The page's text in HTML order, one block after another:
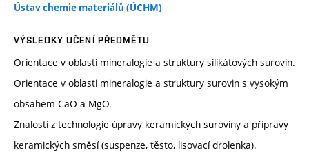
Ústav chemie materiálů (ÚCHM)
VÝSLEDKY UČENÍ PŘEDMĚTU
Orientace v oblasti mineralogie a struktury silikátových surovin.
Orientace v oblasti mineralogie a struktury surovin s vysokým
obsahem CaO a MgO.
Znalosti z technologie úpravy keramických suroviny a přípravy
keramických směsí (suspenze, těsto, lisovací drolenka).